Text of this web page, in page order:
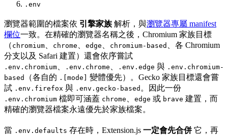
.env
瀏覽器範圍的檔案依 引擎家族 解析，與瀏覽器專屬 manifest
欄位一致。在精確的瀏覽器名稱之後，Chromium 家族目標
（ chromium、 chrome 、 edge 、 chromium-based 、各 Chromium
分支以及 Safari 建置）還會依序嘗試
.env.chromium、 .env.chrome 、 .env.edge 與 .env.chromium-
based
（各自的 .[mode]
變體優先）。Gecko 家族目標還會嘗
試 .env.firefox 與 .env.gecko-based 。因此一份
.env.chromium 檔即可涵蓋 chrome 、 edge 或 brave 建置，而
精確的瀏覽器檔案永遠優先於家族檔案。
當 .env.defaults 存在時，Extension.js 一定會先合併它，再